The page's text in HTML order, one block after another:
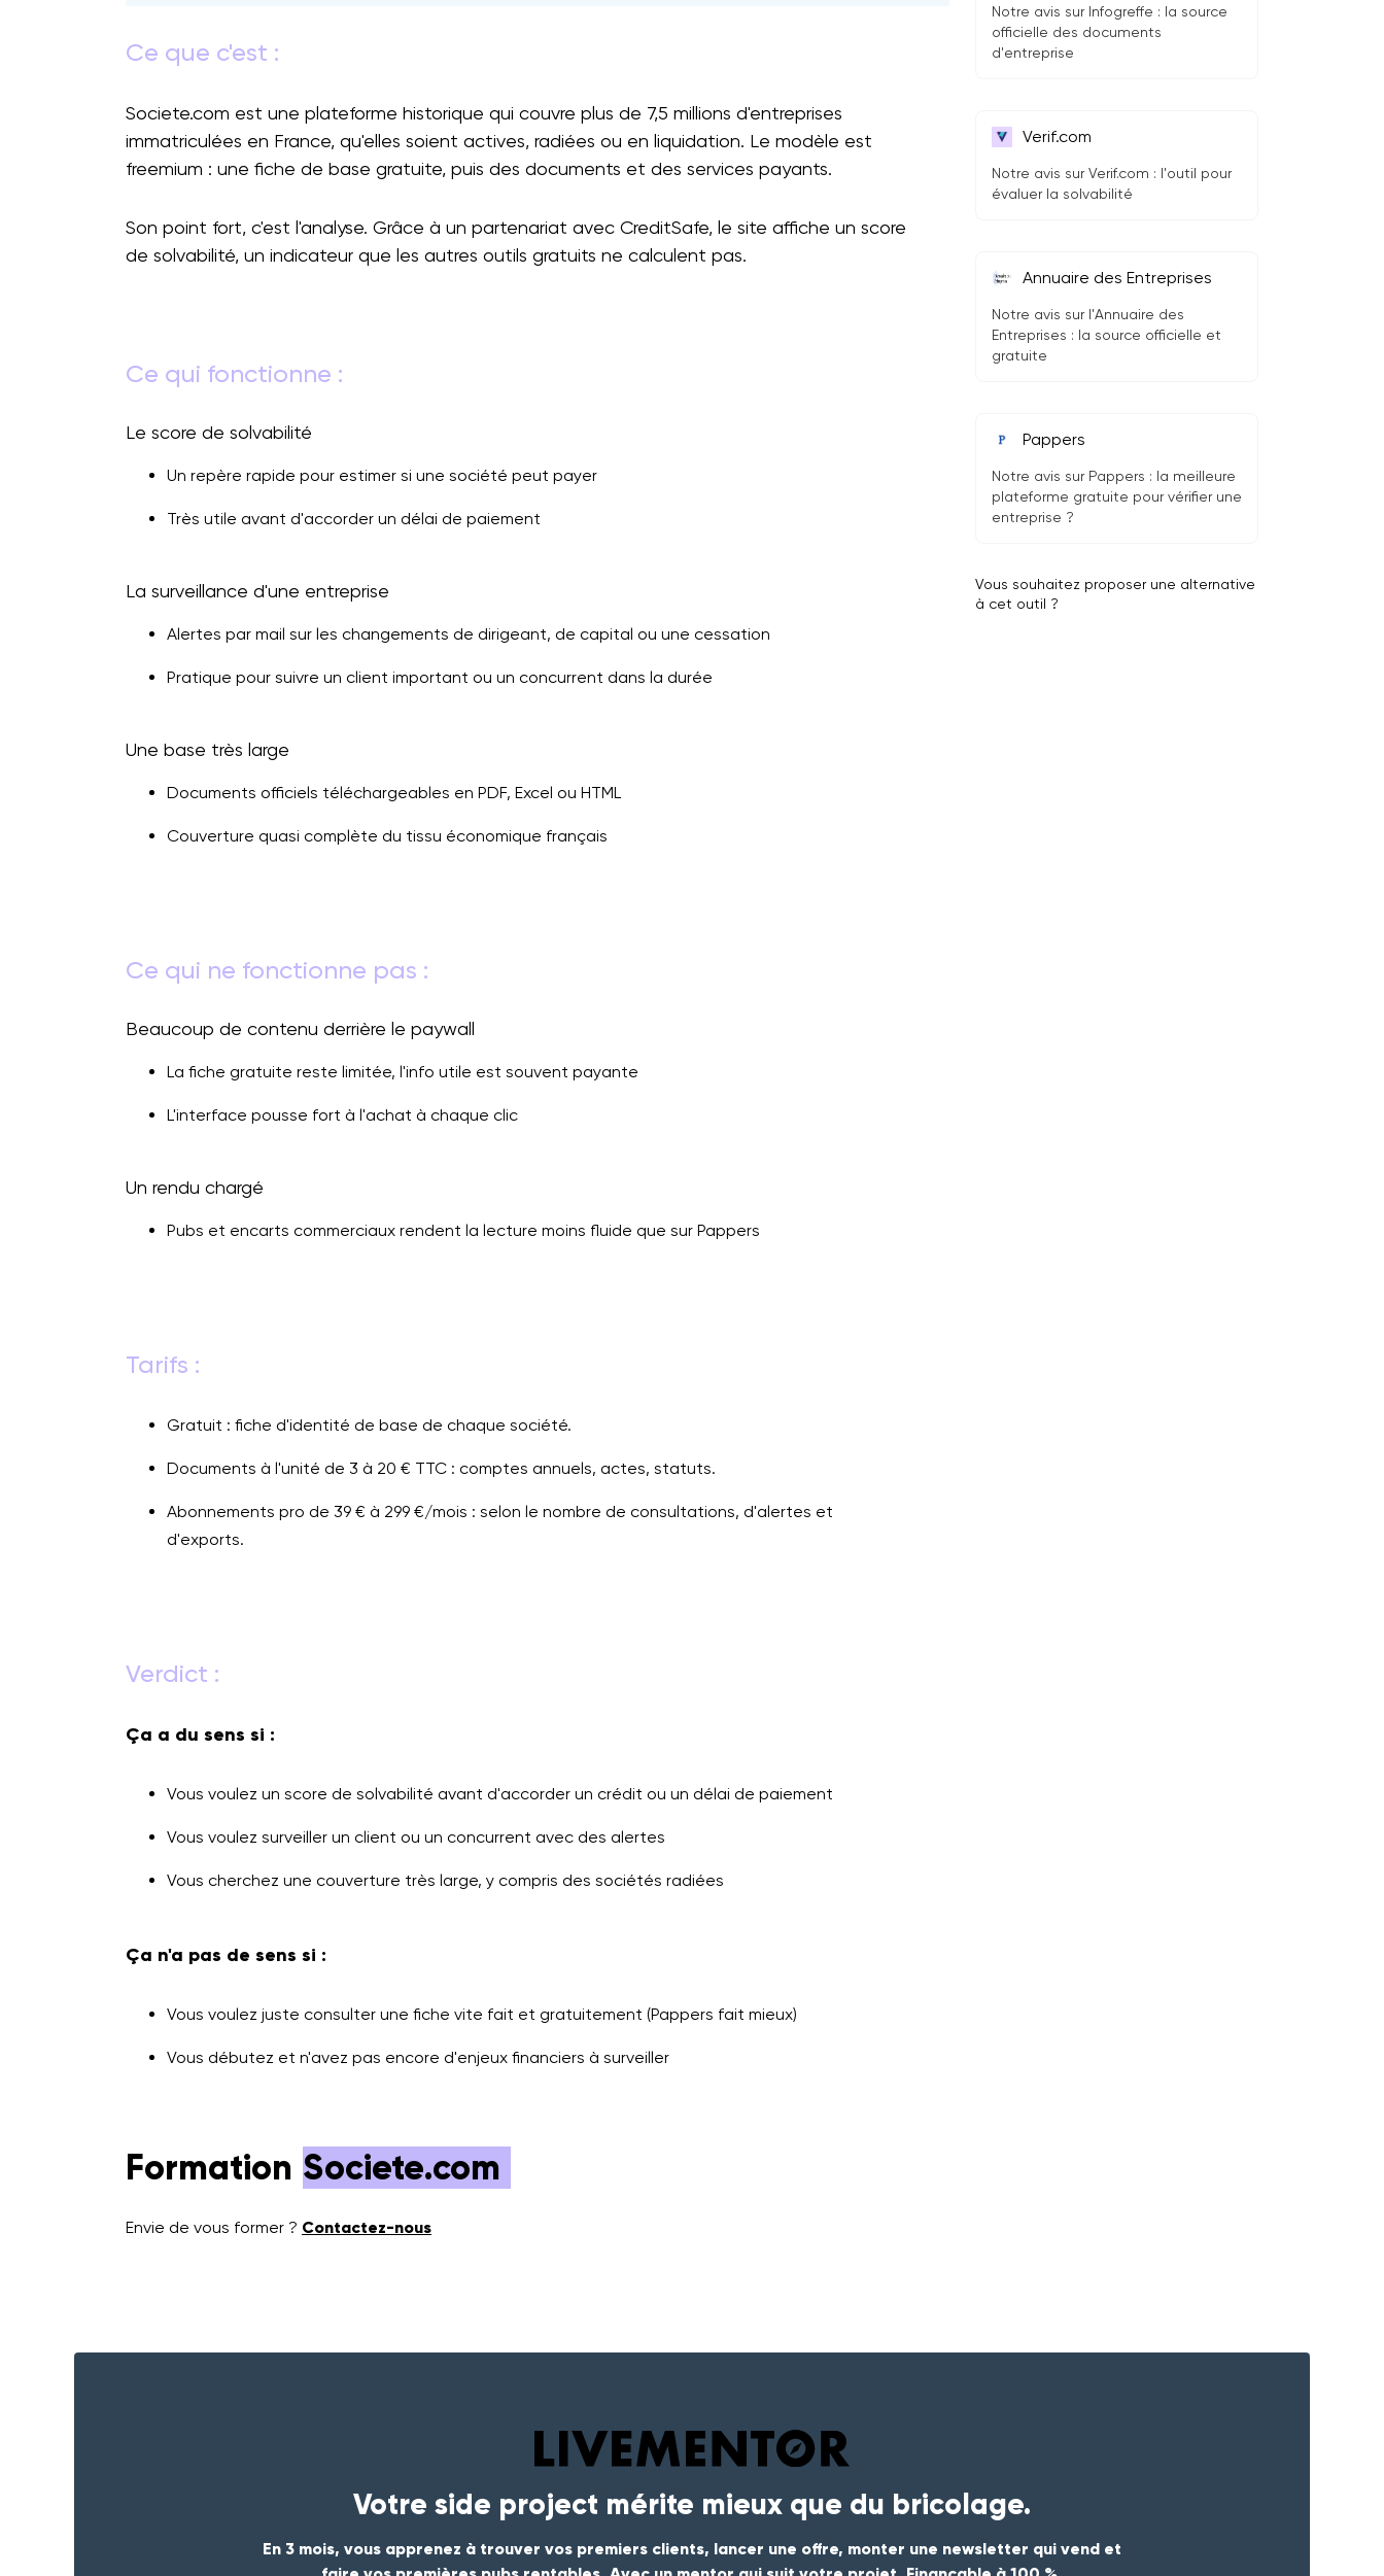
Ce que c'est :
Societe.com est une plateforme historique qui couvre plus de 7,5 millions d'entreprises
immatriculées en France, qu'elles soient actives, radiées ou en liquidation. Le modèle est
freemium : une fiche de base gratuite, puis des documents et des services payants.
Son point fort, c'est l'analyse. Grâce à un partenariat avec CreditSafe, le site affiche un score
de solvabilité, un indicateur que les autres outils gratuits ne calculent pas.
Ce qui fonctionne :
Le score de solvabilité
Un repère rapide pour estimer si une société peut payer
Très utile avant d'accorder un délai de paiement
La surveillance d'une entreprise
Alertes par mail sur les changements de dirigeant, de capital ou une cessation
Pratique pour suivre un client important ou un concurrent dans la durée
Une base très large
Documents officiels téléchargeables en PDF, Excel ou HTML
Couverture quasi complète du tissu économique français
Ce qui ne fonctionne pas :
Beaucoup de contenu derrière le paywall
La fiche gratuite reste limitée, l'info utile est souvent payante
L'interface pousse fort à l'achat à chaque clic
Un rendu chargé
Pubs et encarts commerciaux rendent la lecture moins fluide que sur Pappers
Tarifs :
Gratuit : fiche d'identité de base de chaque société.
Documents à l'unité de 3 à 20 € TTC : comptes annuels, actes, statuts.
Abonnements pro de 39 € à 299 €/mois : selon le nombre de consultations, d'alertes et
d'exports.
Verdict :
Ça a du sens si :
Vous voulez un score de solvabilité avant d'accorder un crédit ou un délai de paiement
Vous voulez surveiller un client ou un concurrent avec des alertes
Vous cherchez une couverture très large, y compris des sociétés radiées
Ça n'a pas de sens si :
Vous voulez juste consulter une fiche vite fait et gratuitement (Pappers fait mieux)
Vous débutez et n'avez pas encore d'enjeux financiers à surveiller
Formation Societe.com
Envie de vous former ? Contactez-nous
Notre avis sur Infogreffe : la source
officielle des documents
d'entreprise
Verif.com
Notre avis sur Verif.com : l'outil pour
évaluer la solvabilité
Annuaire des Entreprises
Notre avis sur l'Annuaire des
Entreprises : la source officielle et
gratuite
Pappers
Notre avis sur Pappers : la meilleure
plateforme gratuite pour vérifier une
entreprise ?
Vous souhaitez proposer une alternative
à cet outil ?
Votre side project mérite mieux que du bricolage.
En 3 mois, vous apprenez à trouver vos premiers clients, lancer une offre, monter une newsletter qui vend et